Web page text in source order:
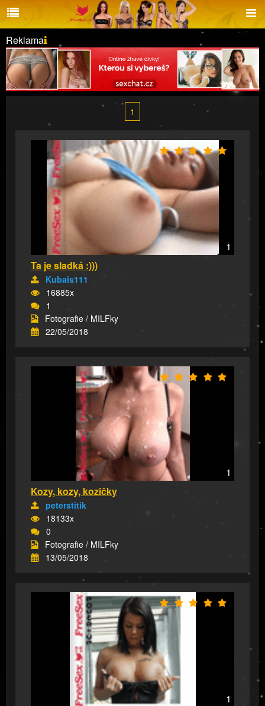
Reklama
1
1
Ta je sladká :)))
Kubais111
16885x
1
Fotografie / MILFky
22/05/2018
1
Kozy, kozy, kozičky
peterstitik
18133x
0
Fotografie / MILFky
13/05/2018
1